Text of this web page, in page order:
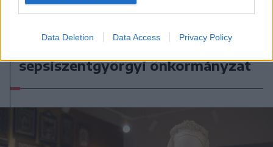
Data Deletion Data Access Privacy Policy
sepsiszentgyörgyi önkormányzat